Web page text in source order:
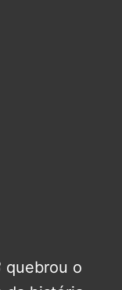
quebrou o